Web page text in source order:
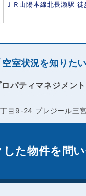
ＪＲ山陽本線北長瀬駅 徒
空室状況を知りた
パティマネジメン
目9-24 プレジール三
た物件を 問